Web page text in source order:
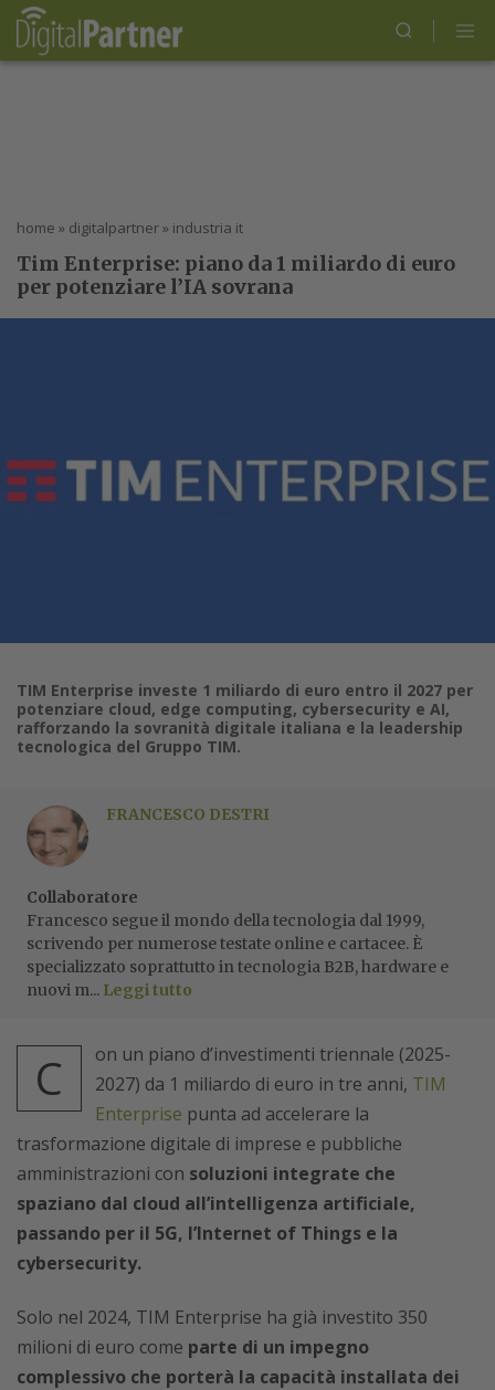
home » digitalpartner» industria it
Tim Enterprise: piano da 1 miliardo di euro
per potenziare l’IA sovrana
TIM Enterprise investe 1 miliardo di euro entro il 2027 per
potenziare cloud, edge computing, cybersecurity e AI,
rafforzando la sovranità digitale italiana e la leadership
tecnologica del Gruppo TIM.
FRANCESCO DESTRI
Collaboratore
Francesco segue il mondo della tecnologia dal 1999,
scrivendo per numerose testate online e cartacee. È
specializzato soprattutto in tecnologia B2B, hardware e
nuovi m... Leggi tutto
C
on un piano d’investimenti triennale (2025-
2027) da 1 miliardo di euro in tre anni, TIM
Enterprise punta ad accelerare la
trasformazione digitale di imprese e pubbliche
amministrazioni con soluzioni integrate che
spaziano dal cloud all’intelligenza artificiale,
passando per il 5G, l’Internet of Things e la
cybersecurity.
Solo nel 2024, TIM Enterprise ha già investito 350
milioni di euro come parte di un impegno
complessivo che porterà la capacità installata dei